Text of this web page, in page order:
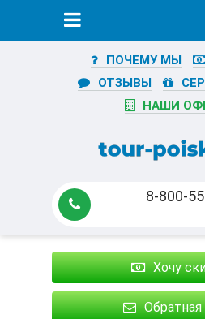
ПОЧЕМУ МЫ
ОТЗЫВЫ
НАШИ
8-800-
Хочу
Обратная